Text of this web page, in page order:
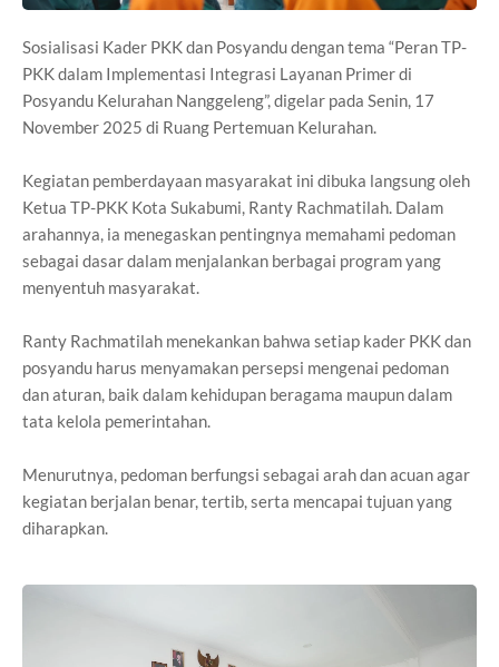
Sosialisasi Kader PKK dan Posyandu dengan tema “Peran TP-
PKK dalam Implementasi Integrasi Layanan Primer di
Posyandu Kelurahan Nanggeleng”, digelar pada Senin, 17
November 2025 di Ruang Pertemuan Kelurahan.
Kegiatan pemberdayaan masyarakat ini dibuka langsung oleh
Ketua TP-PKK Kota Sukabumi, Ranty Rachmatilah. Dalam
arahannya, ia menegaskan pentingnya memahami pedoman
sebagai dasar dalam menjalankan berbagai program yang
menyentuh masyarakat.
Ranty Rachmatilah menekankan bahwa setiap kader PKK dan
posyandu harus menyamakan persepsi mengenai pedoman
dan aturan, baik dalam kehidupan beragama maupun dalam
tata kelola pemerintahan.
Menurutnya, pedoman berfungsi sebagai arah dan acuan agar
kegiatan berjalan benar, tertib, serta mencapai tujuan yang
diharapkan.